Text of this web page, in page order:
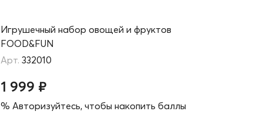
Игрушечный набор овощей и фруктов
FOOD&FUN
332010
1 999 ₽
% Авторизуйтесь, чтобы накопить баллы